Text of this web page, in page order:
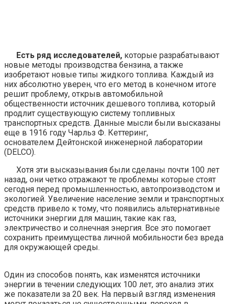
Есть ряд исследователей, которые разрабатывают
новые методы производства бензина, а также
изобретают новые типы жидкого топлива. Каждый из
них абсолютно уверен, что его метод в конечном итоге
решит проблему, открыв автомобильной
общественности источник дешевого топлива, который
продлит существующую систему топливных
транспортных средств. Данные мысли были высказаны
еще в 1916 году Чарльз Ф. Кеттеринг,
основателем Дейтонской инженерной лаборатории
(DELCO).
Хотя эти высказывания были сделаны почти 100 лет
назад, они четко отражают те проблемы которые стоят
сегодня перед промышленностью, автопроизводстом и
экологией. Увеличение население земли и транспортных
средств привело к тому, что появились альтернативные
источники энергии для машин, такие как газ,
электричество и солнечная энергия. Все это помогает
сохранить преимущества личной мобильности без вреда
для окружающей среды.
Один из способов понять, как изменятся источники
энергии в течении следующих 100 лет, это анализ этих
же показатели за 20 век. На первый взгляд изменения